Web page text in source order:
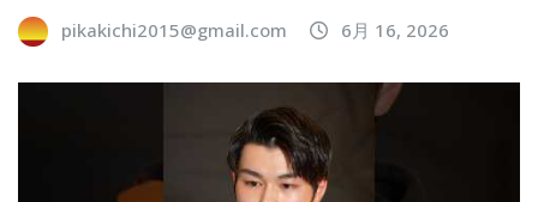
pikakichi2015@gmail.com 6月 16, 2026